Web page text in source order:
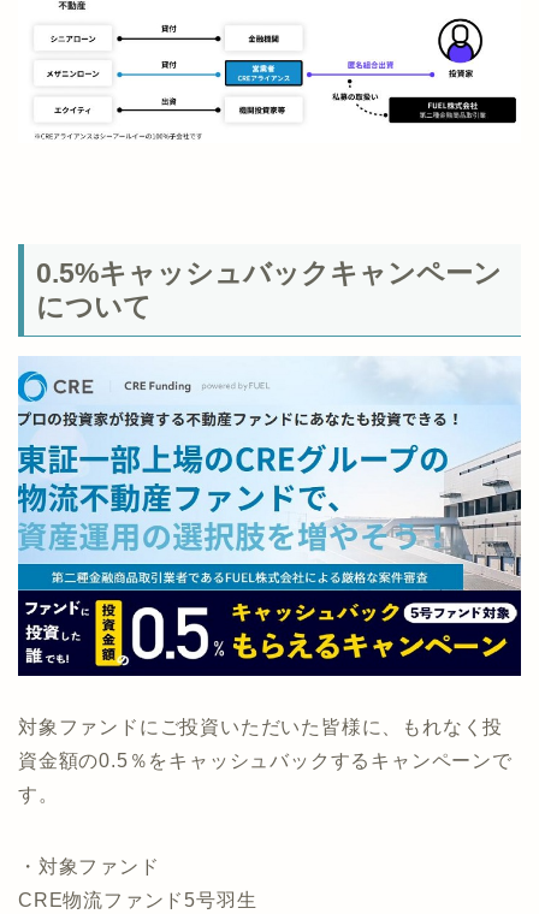
0.5%キャッシュバックキャンペーン
について
対象ファンドにご投資いただいた皆様に、もれなく投
資金額の0.5％をキャッシュバックするキャンペーンで
す。
・対象ファンド
CRE物流ファンド5号羽生